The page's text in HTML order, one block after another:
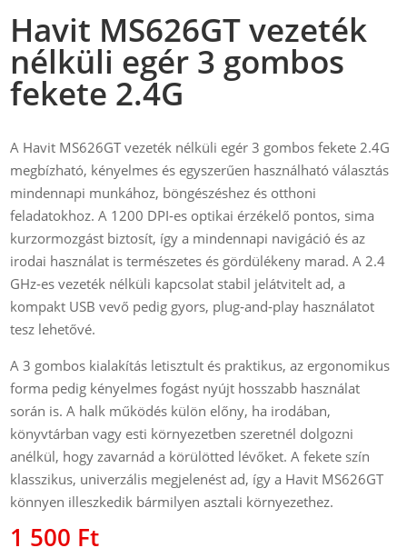
Havit MS626GT vezeték
nélküli egér 3 gombos
fekete 2.4G
A Havit MS626GT vezeték nélküli egér 3 gombos fekete 2.4G
megbízható, kényelmes és egyszerűen használható választás
mindennapi munkához, böngészéshez és otthoni
feladatokhoz. A 1200 DPI‑es optikai érzékelő pontos, sima
kurzormozgást biztosít, így a mindennapi navigáció és az
irodai használat is természetes és gördülékeny marad. A 2.4
GHz‑es vezeték nélküli kapcsolat stabil jelátvitelt ad, a
kompakt USB vevő pedig gyors, plug‑and‑play használatot
tesz lehetővé.
A 3 gombos kialakítás letisztult és praktikus, az ergonomikus
forma pedig kényelmes fogást nyújt hosszabb használat
során is. A halk működés külön előny, ha irodában,
könyvtárban vagy esti környezetben szeretnél dolgozni
anélkül, hogy zavarnád a körülötted lévőket. A fekete szín
klasszikus, univerzális megjelenést ad, így a Havit MS626GT
könnyen illeszkedik bármilyen asztali környezethez.
1 500 Ft